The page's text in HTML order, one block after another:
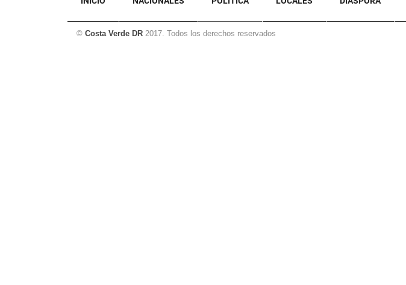
© Costa Verde DR 2017. Todos los derechos reservados